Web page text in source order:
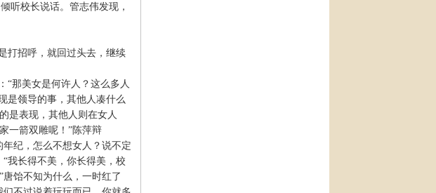
听校长说话。管志伟发现，
打招呼，就回过头去，继续
“那美女是何许人？这么多人
是领导的事，其他人凑什么
是表现，其他人则在女人
一箭双雕呢！”陈萍辩
纪，怎么不想女人？说不定
我长得不美，你长得美，校
饴不知为什么，一时红了